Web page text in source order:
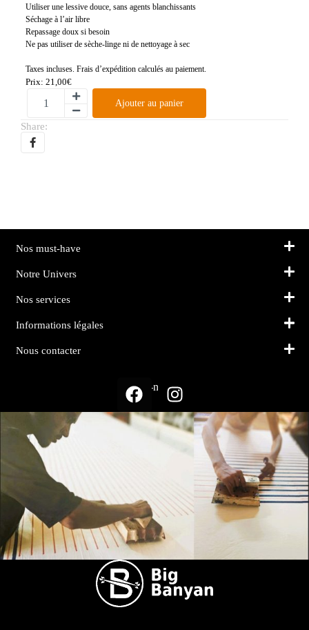
Utiliser une lessive douce, sans agents blanchissants
Séchage à l’air libre
Repassage doux si besoin
Ne pas utiliser de sèche-linge ni de nettoyage à sec
Taxes incluses. Frais d’expédition calculés au paiement.
Prix: 21,00€
Ajouter au panier
Share:
Nos must-have
Notre Univers
Nos services
Informations légales
Nous contacter
Suivez-nous sur